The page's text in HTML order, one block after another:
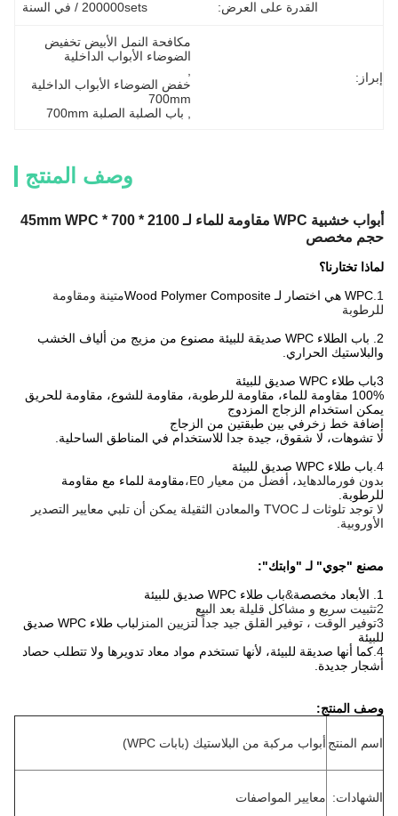
القدرة على العرض: 200000sets / في السنة
إبراز:
الضوضاء الأبواب الداخلية
700mm
باب الصلبة الصلبة 700mm
وصف المنتج
أبواب خشبية WPC مقاومة للماء لـ 2100 * 700 * 45mm WPC
حجم مخصص
لماذا تختارنا؟
1. WPC هي اختصار لـ Wood Polymer Composite
متينة ومقاومة
للرطوبة
2. باب الطلاء WPC صديقة للبيئة مصنوع من مزيج من ألياف الخشب
والبلاستيك الحراري.
3باب طلاء WPC صديق للبيئة
100% مقاومة للماء، مقاومة للرطوبة، مقاومة للشوع، مقاومة للحريق
يمكن استخدام الزجاج المزدوج
إضافة خط زخرفي بين طبقتين من الزجاج
لا تشوهات، لا شقوق، جيدة جدا للاستخدام في المناطق الساحلية.
4. باب طلاء WPC صديق للبيئة
بدون فورمالدهايد، أفضل من معيار E0،
مقاومة للماء مع مقاومة
للرطوبة.
لا توجد تلوثات لـ TVOC والمعادن الثقيلة يمكن أن تلبي معايير التصدير
الأوروبية.
مصنع "جوي" لـ "وابتك":
1. الأبعاد مخصصة
&باب طلاء WPC صديق للبيئة
2تثبيت سريع و مشاكل قليلة بعد البيع
3توفير الوقت ، توفير القلق جيد جداً لتزيين المنزل
باب طلاء WPC صديق
للبيئة
4. كما أنها صديقة للبيئة، لأنها تستخدم مواد معاد تدويرها ولا تتطلب حصاد
أشجار جديدة.
وصف المنتج:
اسم المنتج أبواب مركبة من البلاستيك (بابات WPC)
الشهادات: معايير المواصفات